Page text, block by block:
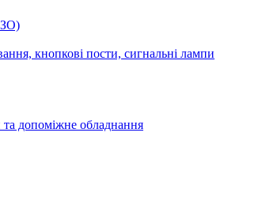
кнопкові пости, сигнальні лампи
та допоміжне обладнання